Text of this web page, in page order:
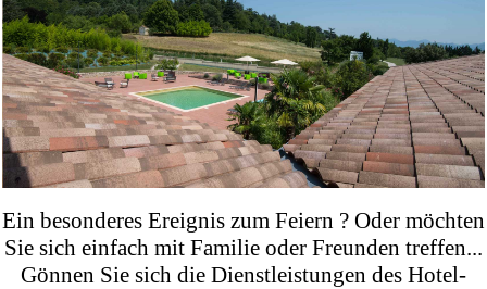
Ein besonderes Ereignis zum Feiern ? Oder möchten
Sie sich einfach mit Familie oder Freunden treffen...
Gönnen Sie sich die Dienstleistungen des Hotel-